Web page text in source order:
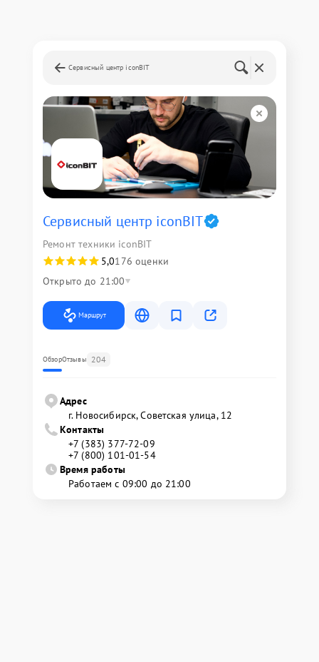
Сервисный центр iconBIT
Сервисный центр iconBIT
Ремонт техники iconBIT
5,0176 оценки
Открыто до 21:00
Маршрут
ОбзорОтзывы 204
Адрес
г. Новосибирск, Советская улица, 12
Контакты
+7 (383) 377-72-09
+7 (800) 101-01-54
Время работы
Работаем с 09:00 до 21:00